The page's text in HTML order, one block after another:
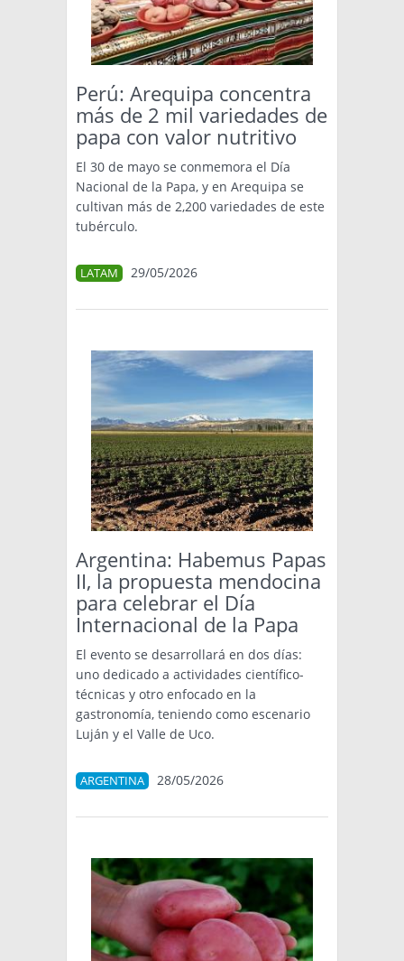
Perú: Arequipa concentra
más de 2 mil variedades de
papa con valor nutritivo
El 30 de mayo se conmemora el Día
Nacional de la Papa, y en Arequipa se
cultivan más de 2,200 variedades de este
tubérculo.
LATAM 29/05/2026
Argentina: Habemus Papas
II, la propuesta mendocina
para celebrar el Día
Internacional de la Papa
El evento se desarrollará en dos días:
uno dedicado a actividades científico-
técnicas y otro enfocado en la
gastronomía, teniendo como escenario
Luján y el Valle de Uco.
ARGENTINA 28/05/2026